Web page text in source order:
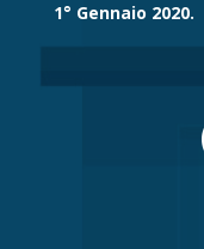
1° Gennaio 2020.